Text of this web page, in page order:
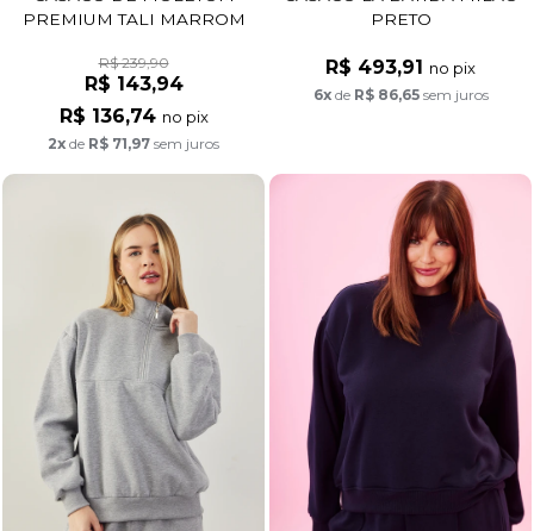
PREMIUM TALI MARROM
R$ 239,90
R$ 143,94
R$ 136,74 no pix
2x de R$ 71,97 sem juros
PRETO
R$ 493,91 no pix
6xde R$ 86,65sem juros